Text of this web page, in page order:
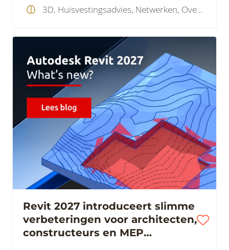
3D, Huisvestingsadvies, Netwerken, Overig
Revit 2027 introduceert slimme
verbeteringen voor architecten,
constructeurs en MEP